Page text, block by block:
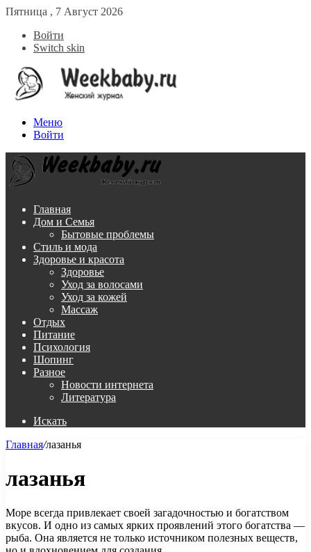
Пятница , 7 Август 2026
Войти
Switch skin
Меню
Войти
Главная
Дом и Семья
Бытовые проблемы
Стиль и мода
Здоровье и красота
Здоровье
Уход за волосами
Уход за кожей
Массаж
Отдых
Питание
Психология
Шопинг
Разное
Новости интернета
Литература
Искать
Главная/лазанья
лазанья
Море всегда привлекает своей загадочностью и богатством
вкусов. И одно из самых ярких проявлений этого богатства —
рыба. Она является не только источником полезных веществ,